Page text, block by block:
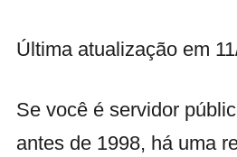
Última atualização em
Se você é servidor
antes de 1998, há uma